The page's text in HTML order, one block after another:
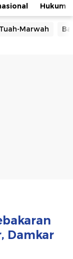
Hukum
Marwah
Damkar